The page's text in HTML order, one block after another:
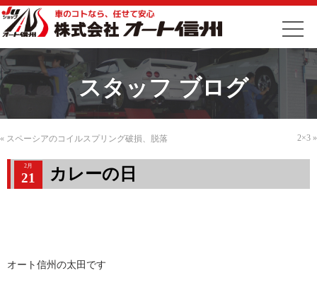
スタッフ ブログ
« スペーシアのコイルスプリング破損、脱落 2×3 »
2月
21 カレーの日
オート信州の太田です